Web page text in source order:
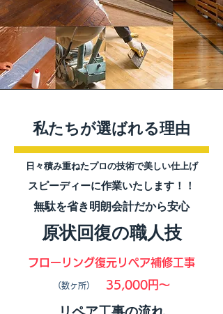
私たちが選ばれる理由
​日々積み重ねたプロの技術で美しい仕上げ
スピーディーに作業いたします！！
無駄を省き明朗会計だから安心
​原状回復の職人技
フローリング復元リペア補修工事
（数ヶ所） 35,000円～